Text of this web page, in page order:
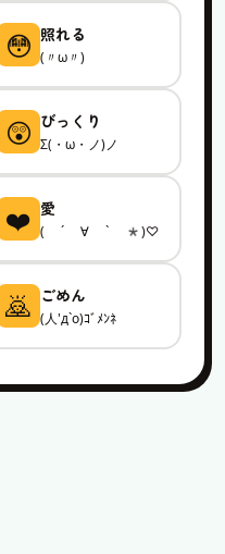
😳 照れる
(〃ω〃)
😲 びっくり
Σ(・ω・ノ)ノ
❤️ 愛
( ´ ∀ ` *)♡
🙇 ごめん
(人'д`o)ｺﾞﾒﾝﾈ